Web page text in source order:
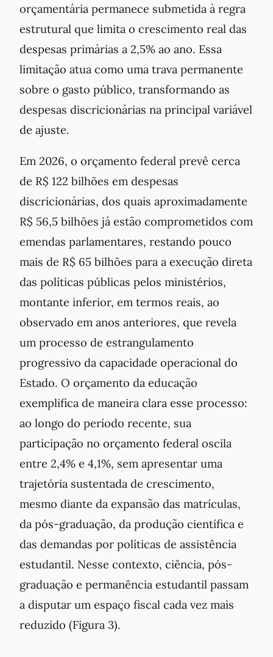
orçamentária permanece submetida à regra
estrutural que limita o crescimento real das
despesas primárias a 2,5% ao ano. Essa
limitação atua como uma trava permanente
sobre o gasto público, transformando as
despesas discricionárias na principal variável
de ajuste.
Em 2026, o orçamento federal prevê cerca
de R$ 122 bilhões em despesas
discricionárias, dos quais aproximadamente
R$ 56,5 bilhões já estão comprometidos com
emendas parlamentares, restando pouco
mais de R$ 65 bilhões para a execução direta
das políticas públicas pelos ministérios,
montante inferior, em termos reais, ao
observado em anos anteriores, que revela
um processo de estrangulamento
progressivo da capacidade operacional do
Estado. O orçamento da educação
exemplifica de maneira clara esse processo:
ao longo do período recente, sua
participação no orçamento federal oscila
entre 2,4% e 4,1%, sem apresentar uma
trajetória sustentada de crescimento,
mesmo diante da expansão das matrículas,
da pós-graduação, da produção científica e
das demandas por políticas de assistência
estudantil. Nesse contexto, ciência, pós-
graduação e permanência estudantil passam
a disputar um espaço fiscal cada vez mais
reduzido (Figura 3).